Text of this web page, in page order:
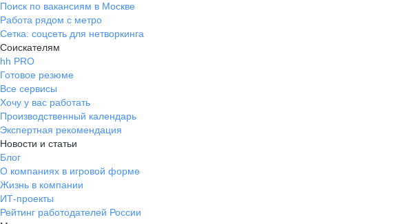
Поиск по вакансиям в Москве
Работа рядом с метро
Сетка: соцсеть для нетворкинга
Соискателям
hh PRO
Готовое резюме
Все сервисы
Хочу у вас работать
Производственный календарь
Экспертная рекомендация
Новости и статьи
Блог
О компаниях в игровой форме
Жизнь в компании
ИТ-проекты
Рейтинг работодателей России